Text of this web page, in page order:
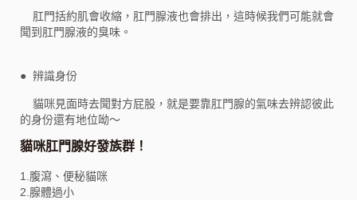
肛門括約肌會收縮，肛門腺液也會排出，這時候我們可能就會
聞到肛門腺液的臭味。
● 辨識身份
貓咪見面時去聞對方屁股，就是要靠肛門腺的氣味去辨認彼此
的身份還有地位呦～
貓咪肛門腺好發族群！
1.腹瀉、便秘貓咪
2.腺體過小